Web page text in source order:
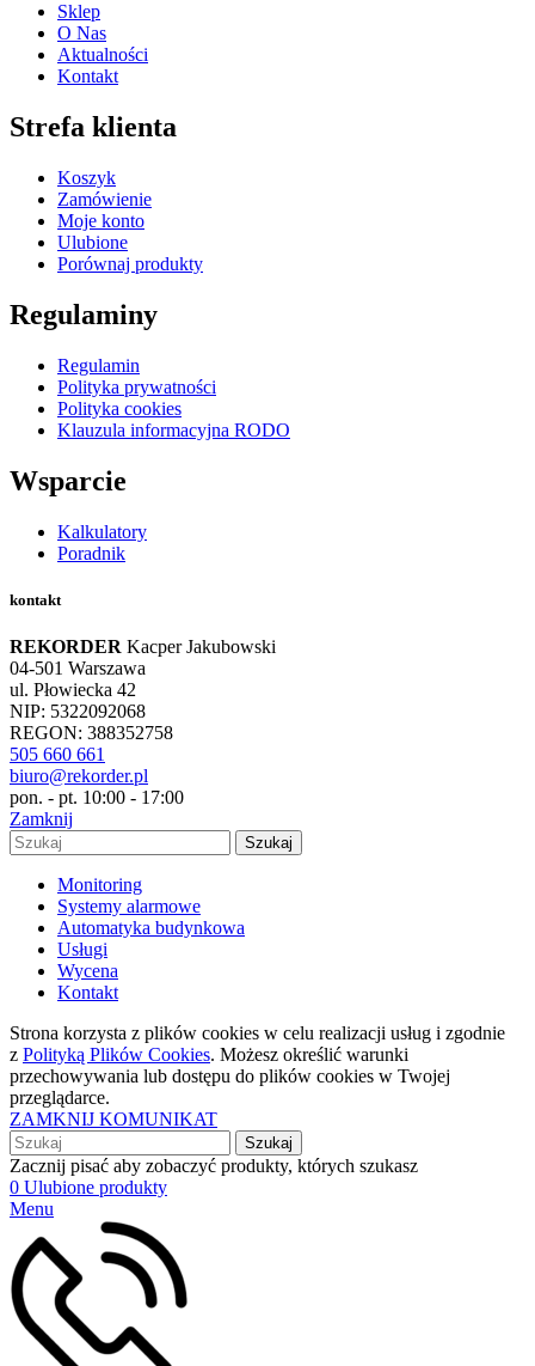
Sklep
O Nas
Aktualności
Kontakt
Strefa klienta
Koszyk
Zamówienie
Moje konto
Ulubione
Porównaj produkty
Regulaminy
Regulamin
Polityka prywatności
Polityka cookies
Klauzula informacyjna RODO
Wsparcie
Kalkulatory
Poradnik
kontakt
REKORDER Kacper Jakubowski
04-501 Warszawa
ul. Płowiecka 42
NIP: 5322092068
REGON: 388352758
505 660 661
biuro@rekorder.pl
pon. - pt. 10:00 - 17:00
Zamknij
Szukaj
Monitoring
Systemy alarmowe
Automatyka budynkowa
Usługi
Wycena
Kontakt
Strona korzysta z plików cookies w celu realizacji usług i zgodnie
z Polityką Plików Cookies. Możesz określić warunki
przechowywania lub dostępu do plików cookies w Twojej
przeglądarce.
ZAMKNIJ KOMUNIKAT
Szukaj
Zacznij pisać aby zobaczyć produkty, których szukasz
0 Ulubione produkty
Menu